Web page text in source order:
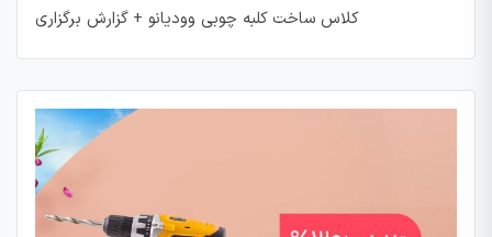
کلاس ساخت کلبه چوبی وودیانو + گزارش برگزاری